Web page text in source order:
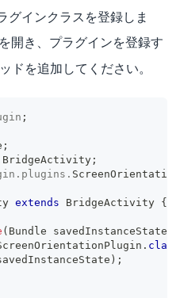
インクラスを登録しま
を開き、プラグインを登録す
ドを追加してください。
;
;
BridgeActivity ;
. plugins . ScreenOrientation
extends BridgeActivity {
( Bundle savedInstanceState
. class
) ;